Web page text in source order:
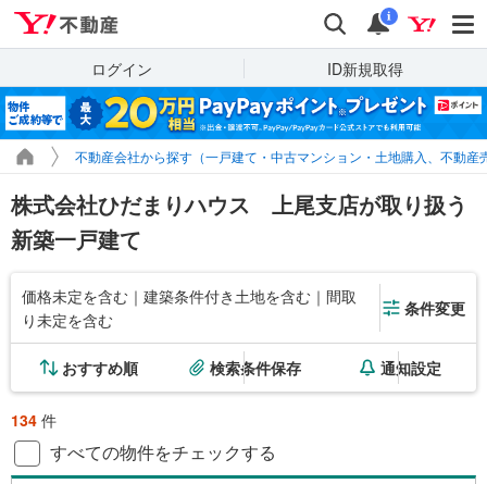
検索 通知
i
ログイン ID新規取得
不動産会社から探す（一戸建て・中古マンション・土地購入、不動産
株式会社ひだまりハウス 上尾支店が取り扱う
新築一戸建て
価格未定を含む｜建築条件付き土地を含む｜間取
り未定を含む
条件変更
おすすめ順 検索条件保存 通知設定
134 件
すべての物件をチェックする